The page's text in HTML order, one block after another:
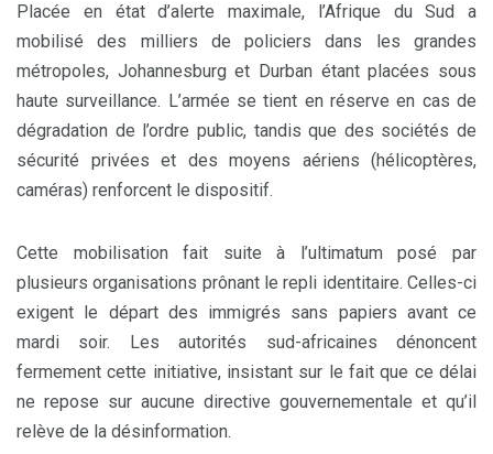
Placée en état d’alerte maximale, l’Afrique du Sud a
mobilisé des milliers de policiers dans les grandes
métropoles, Johannesburg et Durban étant placées sous
haute surveillance. L’armée se tient en réserve en cas de
dégradation de l’ordre public, tandis que des sociétés de
sécurité privées et des moyens aériens (hélicoptères,
caméras) renforcent le dispositif.
Cette mobilisation fait suite à l’ultimatum posé par
plusieurs organisations prônant le repli identitaire. Celles-ci
exigent le départ des immigrés sans papiers avant ce
mardi soir. Les autorités sud-africaines dénoncent
fermement cette initiative, insistant sur le fait que ce délai
ne repose sur aucune directive gouvernementale et qu’il
relève de la désinformation.